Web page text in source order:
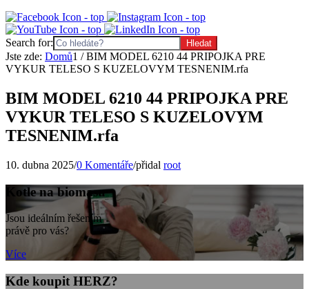
Search for:
Jste zde: Domů1 / BIM MODEL 6210 44 PRIPOJKA PRE
VYKUR TELESO S KUZELOVYM TESNENIM.rfa
BIM MODEL 6210 44 PRIPOJKA PRE
VYKUR TELESO S KUZELOVYM
TESNENIM.rfa
10. dubna 2025/0 Komentáře/přidal root
Kotle na biomasu
Jsou ideálním řešením
právě pro vás?
Více
Kde koupit HERZ?